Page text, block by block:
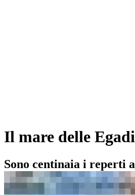
Il mare delle
Sono centinaia i reperti